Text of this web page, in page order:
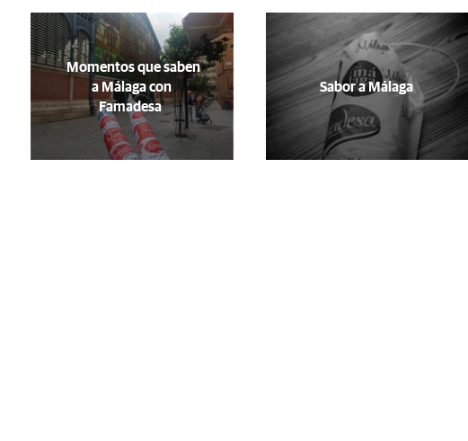
Momentos que saben
a Málaga con
Famadesa
Sabor a Málaga